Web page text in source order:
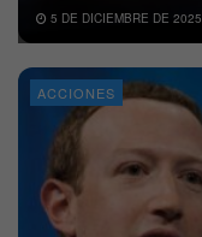
5 DE DICIEMBRE DE 2025
ACCIONES